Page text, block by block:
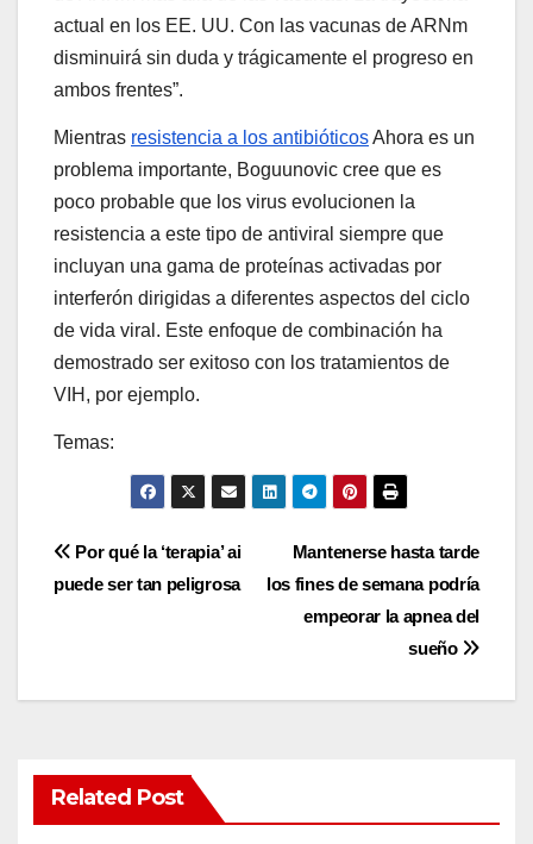
actual en los EE. UU. Con las vacunas de ARNm
disminuirá sin duda y trágicamente el progreso en
ambos frentes”.
Mientras resistencia a los antibióticosAhora es un
problema importante, Boguunovic cree que es
poco probable que los virus evolucionen la
resistencia a este tipo de antiviral siempre que
incluyan una gama de proteínas activadas por
interferón dirigidas a diferentes aspectos del ciclo
de vida viral. Este enfoque de combinación ha
demostrado ser exitoso con los tratamientos de
VIH, por ejemplo.
Temas:
Post
navigation
Mantenerse hasta tarde
los fines de semana podría
empeorar la apnea del
sueño
Por qué la ‘terapia’ ai
puede ser tan peligrosa
Related Post